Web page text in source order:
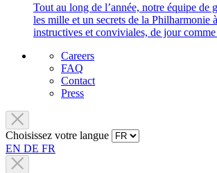
Tout au long de l’année, notre équipe de
les mille et un secrets de la Philharmonie
instructives et conviviales, de jour
Careers
FAQ
Contact
Press
Choisissez votre langue
EN DE FR